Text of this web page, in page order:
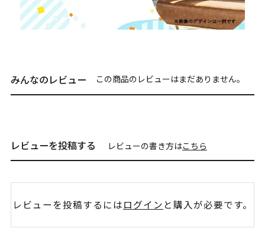
みんなのレビュー この商品のレビューはまだありません。
レビューを投稿する レビューの書き方はこちら
レビューを投稿するにはログイン と購入が必要です。